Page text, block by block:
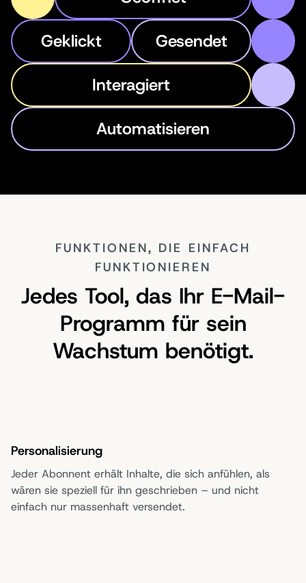
Geklickt
Gesendet
Interagiert
Automatisieren
FUNKTIONEN, DIE EINFACH
FUNKTIONIEREN
Jedes Tool, das Ihr E-Mail-
Programm für sein
Wachstum benötigt.
Personalisierung
Jeder Abonnent erhält Inhalte, die sich anfühlen, als
wären sie speziell für ihn geschrieben – und nicht
einfach nur massenhaft versendet.